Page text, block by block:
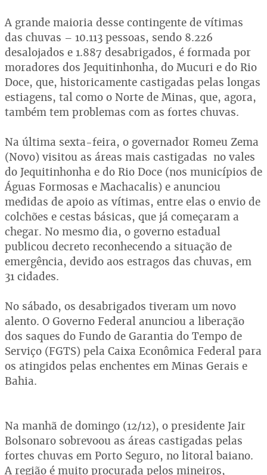
A grande maioria desse contingente de vítimas
das chuvas – 10.113 pessoas, sendo 8.226
desalojados e 1.887 desabrigados, é formada por
moradores dos Jequitinhonha, do Mucuri e do Rio
Doce, que, historicamente castigadas pelas longas
estiagens, tal como o Norte de Minas, que, agora,
também tem problemas com as fortes chuvas.
Na última sexta-feira, o governador Romeu Zema
(Novo) visitou as áreas mais castigadas no vales
do Jequitinhonha e do Rio Doce (nos municípios de
Águas Formosas e Machacalis) e anunciou
medidas de apoio as vítimas, entre elas o envio de
colchões e cestas básicas, que já começaram a
chegar. No mesmo dia, o governo estadual
publicou decreto reconhecendo a situação de
emergência, devido aos estragos das chuvas, em
31 cidades.
No sábado, os desabrigados tiveram um novo
alento. O Governo Federal anunciou a liberação
dos saques do Fundo de Garantia do Tempo de
Serviço (FGTS) pela Caixa Econômica Federal para
os atingidos pelas enchentes em Minas Gerais e
Bahia.
Na manhã de domingo (12/12), o presidente Jair
Bolsonaro sobrevoou as áreas castigadas pelas
fortes chuvas em Porto Seguro, no litoral baiano.
A região é muito procurada pelos mineiros,